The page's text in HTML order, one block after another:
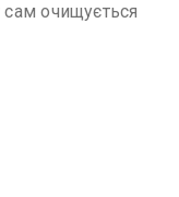
очищується